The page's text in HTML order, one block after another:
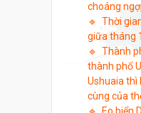
choáng
🔹 Thời
giữa tháng
🔹 Thành
thành phố
Ushuaia thì
cùng của